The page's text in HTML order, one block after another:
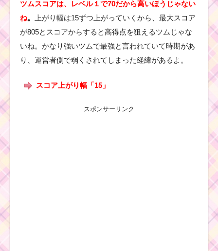
ツムスコアは、レベル１で70だから高いほうじゃない
ね。
上がり幅は15ずつ上がっていくから、最大スコア
が805とスコアからすると高得点を狙えるツムじゃな
いね。かなり強いツムで最強と言われていて時期があ
り、運営者側で弱くされてしまった経緯があるよ。
スコア上がり幅「15」
スポンサーリンク